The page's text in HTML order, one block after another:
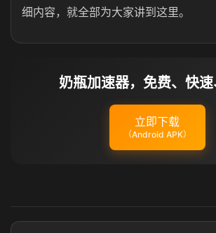
细内容，就全部为大家讲到这里。
奶瓶加速器，免费、快
立即下载
（Android APK）